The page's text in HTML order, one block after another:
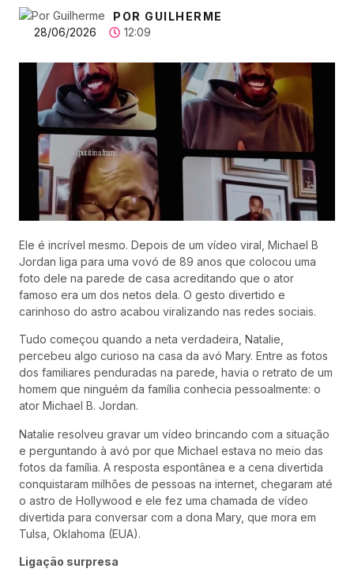
POR GUILHERME
28/06/2026
12:09
Ele é incrível mesmo. Depois de um vídeo viral, Michael B
Jordan liga para uma vovó de 89 anos que colocou uma
foto dele na parede de casa acreditando que o ator
famoso era um dos netos dela. O gesto divertido e
carinhoso do astro acabou viralizando nas redes sociais.
Tudo começou quando a neta verdadeira, Natalie,
percebeu algo curioso na casa da avó Mary. Entre as fotos
dos familiares penduradas na parede, havia o retrato de um
homem que ninguém da família conhecia pessoalmente: o
ator Michael B. Jordan.
Natalie resolveu gravar um vídeo brincando com a situação
e perguntando à avó por que Michael estava no meio das
fotos da família. A resposta espontânea e a cena divertida
conquistaram milhões de pessoas na internet, chegaram até
o astro de Hollywood e ele fez uma chamada de vídeo
divertida para conversar com a dona Mary, que mora em
Tulsa, Oklahoma (EUA).
Ligação surpresa